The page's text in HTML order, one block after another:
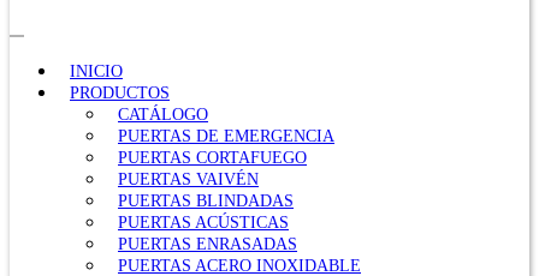
INICIO
PRODUCTOS
CATÁLOGO
PUERTAS DE EMERGENCIA
PUERTAS CORTAFUEGO
PUERTAS VAIVÉN
PUERTAS BLINDADAS
PUERTAS ACÚSTICAS
PUERTAS ENRASADAS
PUERTAS ACERO INOXIDABLE